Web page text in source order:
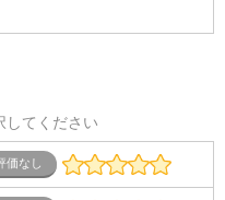
・商社
不動産・保険・サ
てください